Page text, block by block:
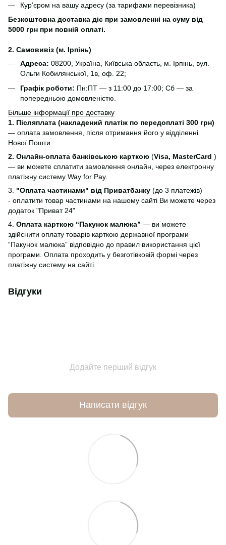
Кур’єром на вашу адресу (за тарифами перевізника)
Безкоштовна доставка діє при замовленні на суму від
5000 грн при повній оплаті.
2. Самовивіз (м. Ірпінь)
Адреса: 08200, Україна, Київська область, м. Ірпінь, вул.
Ольги Кобилянської, 1в, оф. 22;
Графік роботи: Пн:ПТ — з 11:00 до 17:00; Сб — за
попередньою домовленістю.
Більше інформації про доставку
1. Післяплата (накладений платіж по передоплаті 300 грн)
— оплата замовлення, після отримання його у відділенні
Нової Пошти.
2. Онлайн-оплата банківською карткою (Visa, MasterCard )
— ви можете сплатити замовлення онлайн, через електронну
платіжну систему Way for Pay.
3. "Оплата частинами" від Приватбанку (до 3 платежів)
- оплатити товар частинами на нашому сайті Ви можете через
додаток "Приват 24"
4. Оплата карткою “Пакунок малюка” — ви можете
здійснити оплату товарів карткою державної програми
“Пакунок малюка” відповідно до правил використання цієї
програми. Оплата проходить у безготівковій формі через
платіжну систему на сайті.
Відгуки
Додайте перший відгук
Написати відгук